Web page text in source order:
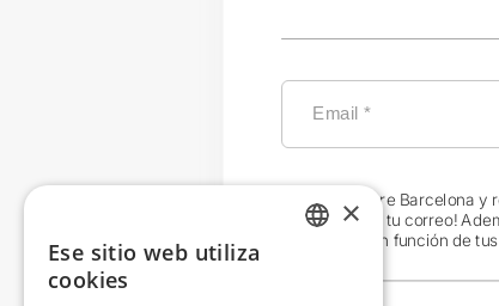
¡Únete a Teatre Barcelona
exclusivas en tu correo!
específicos en función de
×
Ese sitio web utiliza
cookies